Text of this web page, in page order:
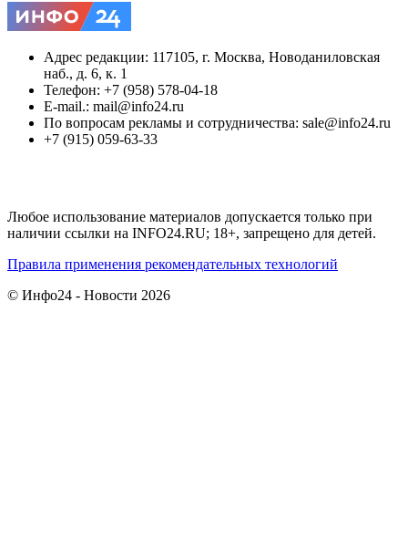
Адрес редакции: 117105, г. Москва, Новоданиловская
наб., д. 6, к. 1
Телефон: +7 (958) 578-04-18
E-mail.: mail@info24.ru
По вопросам рекламы и сотрудничества: sale@info24.ru
+7 (915) 059-63-33
Любое использование материалов допускается только при
наличии ссылки на INFO24.RU; 18+, запрещено для детей.
Правила применения рекомендательных технологий
© Инфо24 - Новости 2026